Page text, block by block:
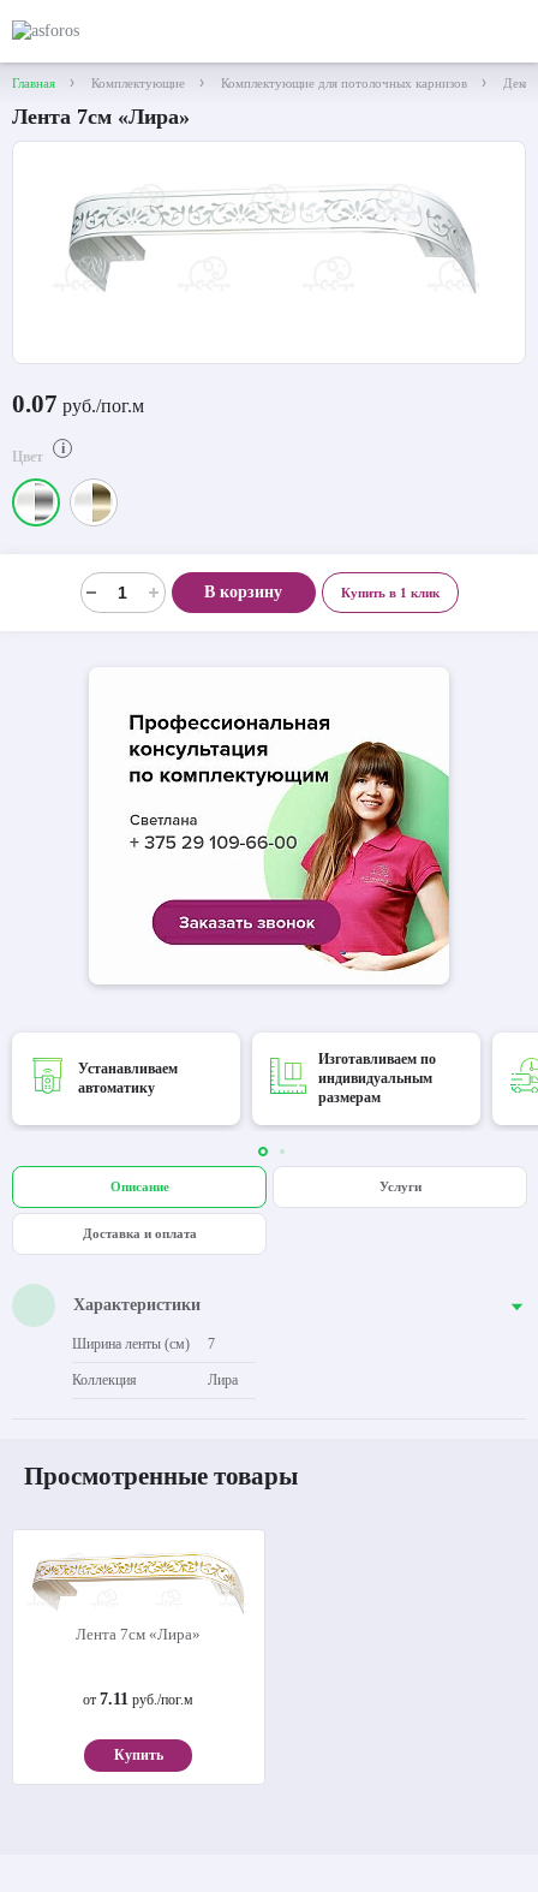
Главная Комплектующие Комплектующие для потолочных карнизов
Лента 7см «Лира»
0.07 руб./пог.м
Цвет i
В корзину Купить в 1 клик
Устанавливаем
автоматику
Изготавливаем по
индивидуальным
размерам
Описание Услуги
Доставка и оплата
Характеристики
Ширина ленты (см) 7
Коллекция Лира
Просмотренные товары
Лента 7см «Лира»
от7.11 руб./пог.м
Купить